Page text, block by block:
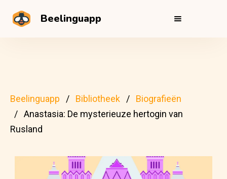
Beelinguapp
Beelinguapp Bibliotheek
Biografieën
Anastasia: De mysterieuze hertogin van
Rusland